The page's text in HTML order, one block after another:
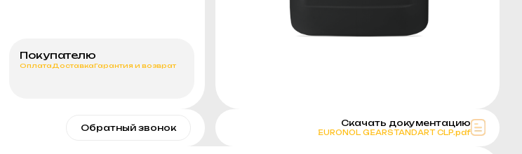
Покупателю
Оплата ДоставкаГарантия и возврат
Обратный звонок Скачать документацию
EURONOL GEARSTANDART CLP.pdf